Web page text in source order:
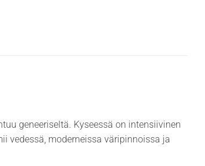
geneeriseltä. Kyseessä on intensiivinen
vedessä, moderneissa väripinnoissa ja